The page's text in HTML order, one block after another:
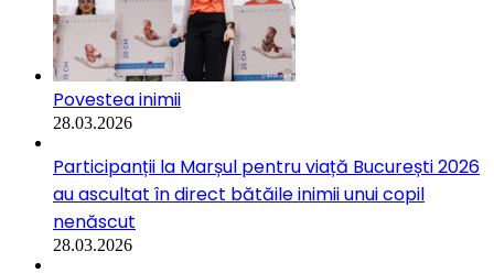
Povestea inimii
28.03.2026
Participanții la Marșul pentru viață București 2026
au ascultat în direct bătăile inimii unui copil
nenăscut
28.03.2026